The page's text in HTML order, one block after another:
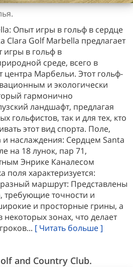
Опыт игры в гольф в сердце
Clara Golf Marbella предлагает
в гольф в
среде, всего в
центра Марбельи. Этот гольф-
и экологически
гармонично
ландшафт, предлагая
гольфистов, так и для тех, кто
этот вид спорта. Поле,
и наслаждения: Сердцем Santa
на 18 лунок, пар 71,
Энрике Каналесом
поля характеризуется:
маршрут: Представлены
требующие точности и
и просторные грины, а
зонах, что делает
[ Читать больше ]
and Country Club.